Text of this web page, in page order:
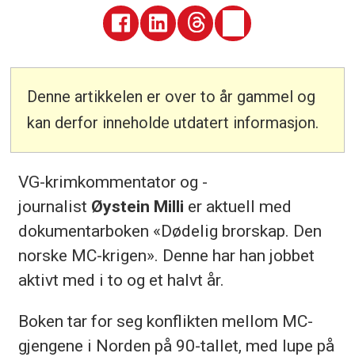
Denne artikkelen er over to år gammel og
kan derfor inneholde utdatert informasjon.
VG-krimkommentator og -
journalist Øystein Milli er aktuell med
dokumentarboken «Dødelig brorskap. Den
norske MC-krigen». Denne har han jobbet
aktivt med i to og et halvt år.
Boken tar for seg konflikten mellom MC-
gjengene i Norden på 90-tallet, med lupe på